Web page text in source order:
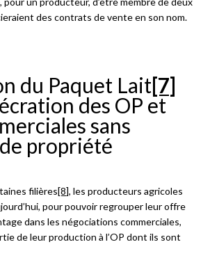
des contrats de vente en son nom.
du Paquet Lait[7]
des OP et
sans
propriété
filières[8], les producteurs agricoles
pour pouvoir regrouper leur offre
dans les négociations commerciales,
de leur production à l’OP dont ils sont